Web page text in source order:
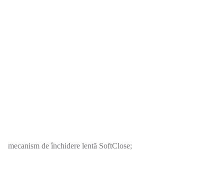
mecanism de închidere lentă SoftClose;